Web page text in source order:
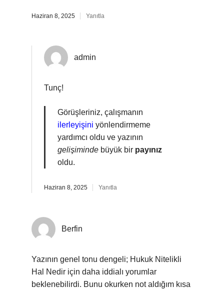
Haziran 8, 2025 Yanıtla
admin
Tunç!
Görüşleriniz, çalışmanın
ilerleyişini yönlendirmeme
yardımcı oldu ve yazının
gelişiminde büyük bir payınız
oldu.
Haziran 8, 2025 Yanıtla
Berfin
Yazının genel tonu dengeli; Hukuk Nitelikli
Hal Nedir için daha iddialı yorumlar
beklenebilirdi. Bunu okurken not aldığım kısa